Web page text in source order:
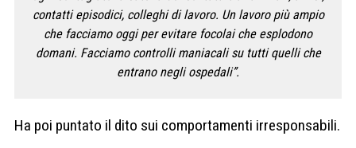
contatti episodici, colleghi di lavoro. Un lavoro più ampio
che facciamo oggi per evitare focolai che esplodono
domani. Facciamo controlli maniacali su tutti quelli che
entrano negli ospedali”.
Ha poi puntato il dito sui comportamenti irresponsabili.